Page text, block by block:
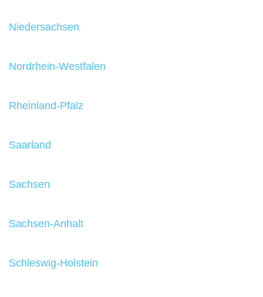
Niedersachsen
Nordrhein-Westfalen
Rheinland-Pfalz
Saarland
Sachsen
Sachsen-Anhalt
Schleswig-Holstein